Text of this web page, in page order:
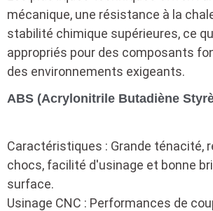
mécanique, une résistance à la
stabilité chimique supérieures, ce
appropriés pour des composants
des environnements exigeants.
ABS (Acrylonitrile Butadiène
Caractéristiques : Grande ténacité,
chocs, facilité d'usinage et bonne
surface.
Usinage CNC : Performances de